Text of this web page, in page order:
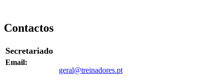
Contactos
Secretariado
Email:
geral@treinadores.pt